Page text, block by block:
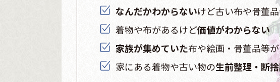
なんだかわからないけど古い布や骨董
着物や布があるけど価値がわからない
家族が集めていた布や絵画・骨董品等
家にある着物や古い物の生前整理・断